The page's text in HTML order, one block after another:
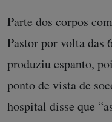
Parte dos corpos
Pastor por volta das
produziu espanto,
ponto de vista de
hospital disse que